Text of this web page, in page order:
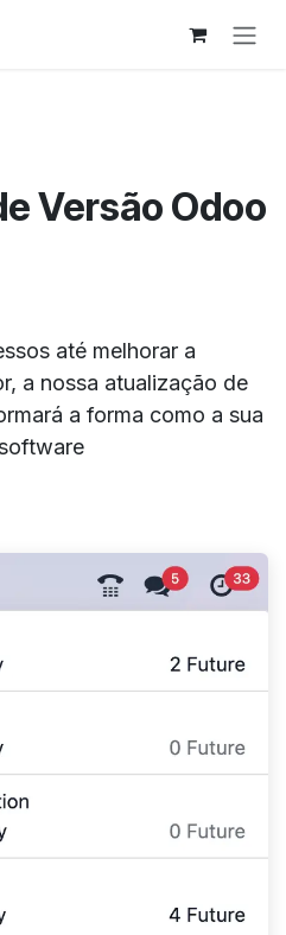
Versão Odoo
até melhorar a
a nossa atualização de
a forma como a sua